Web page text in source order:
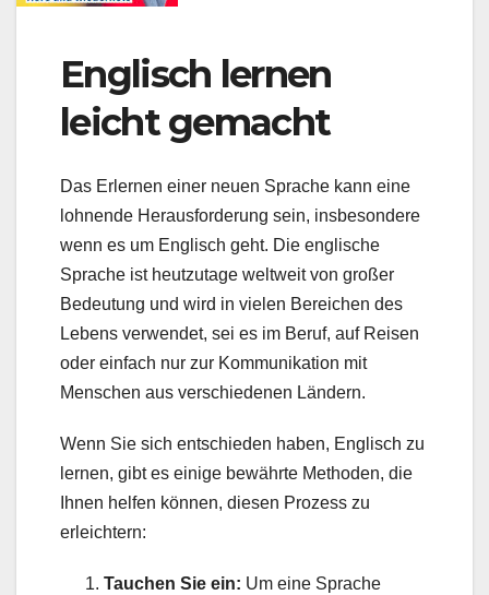
Englisch lernen
leicht gemacht
Das Erlernen einer neuen Sprache kann eine
lohnende Herausforderung sein, insbesondere
wenn es um Englisch geht. Die englische
Sprache ist heutzutage weltweit von großer
Bedeutung und wird in vielen Bereichen des
Lebens verwendet, sei es im Beruf, auf Reisen
oder einfach nur zur Kommunikation mit
Menschen aus verschiedenen Ländern.
Wenn Sie sich entschieden haben, Englisch zu
lernen, gibt es einige bewährte Methoden, die
Ihnen helfen können, diesen Prozess zu
erleichtern:
Tauchen Sie ein: Um eine Sprache